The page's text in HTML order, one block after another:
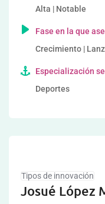
Alta | Notable
Fase en la que
Crecimiento |
Especialización
Deportes
Tipos de innovación
Josué López